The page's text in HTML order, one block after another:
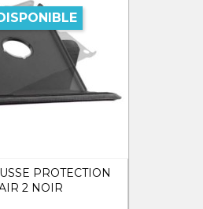
PROTECTION
2 NOIR